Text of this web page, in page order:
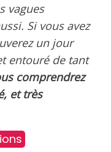
vagues
Si vous avez
un jour
entouré de tant
comprendrez
et très